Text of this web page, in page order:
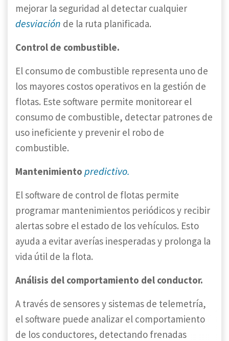
mejorar la seguridad al detectar cualquier
desviación de la ruta planificada.
Control de combustible.
El consumo de combustible representa uno de
los mayores costos operativos en la gestión de
flotas. Este software permite monitorear el
consumo de combustible, detectar patrones de
uso ineficiente y prevenir el robo de
combustible.
Mantenimiento predictivo.
El software de control de flotas permite
programar mantenimientos periódicos y recibir
alertas sobre el estado de los vehículos. Esto
ayuda a evitar averías inesperadas y prolonga la
vida útil de la flota.
Análisis del comportamiento del conductor.
A través de sensores y sistemas de telemetría,
el software puede analizar el comportamiento
de los conductores, detectando frenadas